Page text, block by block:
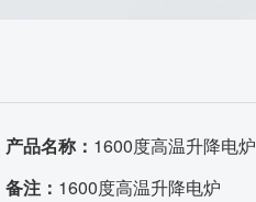
电炉配件
代工服务
产品名称： 1600度高温升降电炉
备注： 1600度高温升降电炉